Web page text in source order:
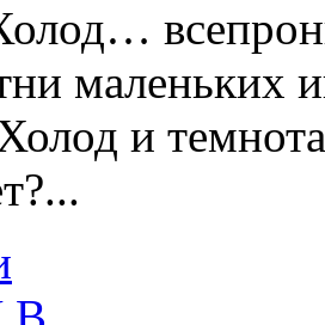
маленьких
и